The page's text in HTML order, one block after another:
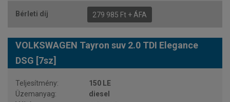
279 985 Ft + ÁFA
VOLKSWAGEN Tayron suv 2.0 TDI Elegance
DSG [7sz]
150 LE
diesel